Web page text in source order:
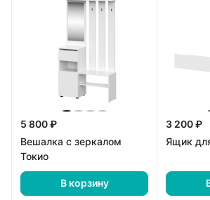
5 800 ₽
Вешалка с зеркалом
Токио
В корзину
3 200 ₽
Ящик